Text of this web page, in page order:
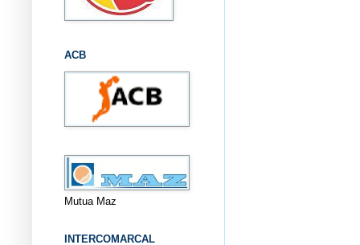
ACB
Mutua Maz
INTERCOMARCAL